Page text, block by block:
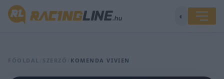
◐
FŐOLDAL SZERZŐ KOMENDA VIVIEN